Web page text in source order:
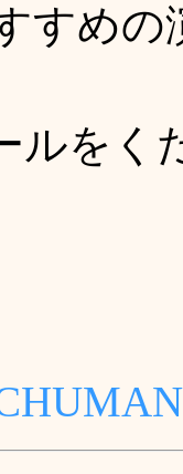
すめ
ルを